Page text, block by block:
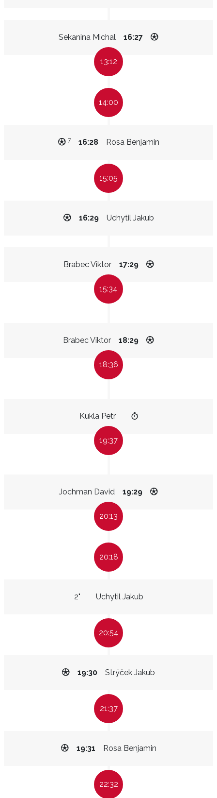
Sekanina Michal 16:27
13:12
14:00
Rosa Benjamin
16:28
7
15:05
Uchytil Jakub
16:29
Brabec Viktor 17:29
15:34
Brabec Viktor 18:29
18:36
Kukla Petr
19:37
Jochman David 19:29
20:13
20:18
Uchytil Jakub
2"
20:54
Strýček Jakub
19:30
21:37
Rosa Benjamin
19:31
22:32